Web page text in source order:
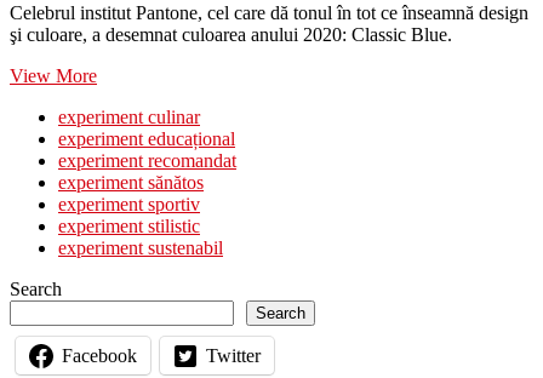
Celebrul institut Pantone, cel care dă tonul în tot ce înseamnă design
şi culoare, a desemnat culoarea anului 2020: Classic Blue.
View MoreCuloarea
2020
experiment culinar
experiment educațional
experiment recomandat
experiment sănătos
experiment sportiv
experiment stilistic
experiment sustenabil
Search
Search
Facebook
Twitter